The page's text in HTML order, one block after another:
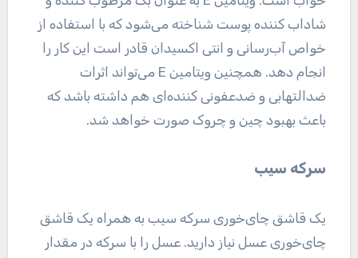
شاداب کننده پوست شناخته می‌شود که با استفاده از
خواص آب‌رسانی و انتی اکسیدان قادر است این کار را
انجام دهد. همچنین ویتامین E می‌تواند اثرات
ضدالتهابی و ضدعفونی کننده‌ای هم داشته باشد که
باعث بهبود چین و چروک صورت خواهد شد.
سرکه سیب
یک قاشق چای‌خوری سرکه سیب به همراه یک قاشق
چای‌خوری عسل نیاز دارید. عسل را با سرکه در مقدار